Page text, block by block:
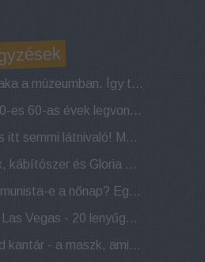
Éjszaka a múzeumban. Így tölthetsz egy estét a Louvre üvegpiramisa alatt
Az 50-es 60-as évek legvonzóbb csillagai
Nincs itt semmi látnivaló! Megnyitja kapuit az első vagina múzeum
Szex, kábítószer és Gloria Gaynor. A Studio 54
Kommunista-e a nőnap? Egy mítosz története
Viva Las Vegas - 20 lenyűgöző fotó a 80-as évek Las Vegasáról
Scold kantár - a maszk, amit nők büntetésére használtak